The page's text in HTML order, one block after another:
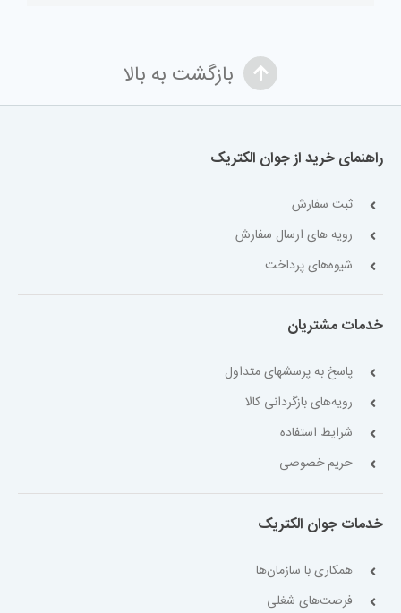
بازگشت به بالا
راهنمای خرید از جوان الکتریک
ثبت سفارش
رویه های ارسال سفارش
شیوه‌های پرداخت
خدمات مشتریان
پاسخ به پرسشهای متداول
رویه‌های بازگردانی کالا
شرایط استفاده
حریم خصوصی
خدمات جوان الکتریک
همکاری با سازمان‌ها
فرصت‌های شغلی